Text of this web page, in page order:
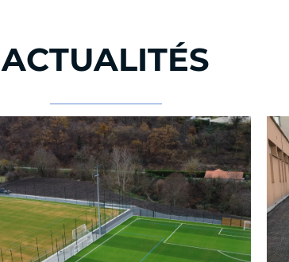
ACTUALITÉS